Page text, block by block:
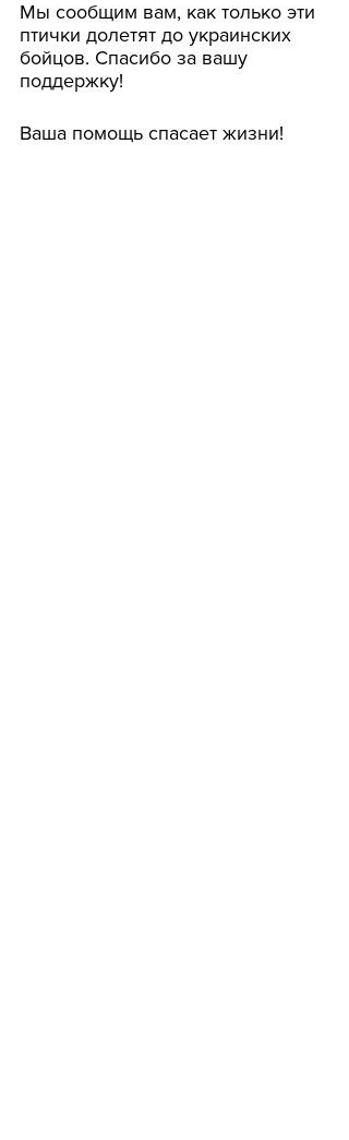
Мы сообщим вам, как только эти
птички долетят до украинских
бойцов. Спасибо за вашу
поддержку!
Ваша помощь спасает жизни!